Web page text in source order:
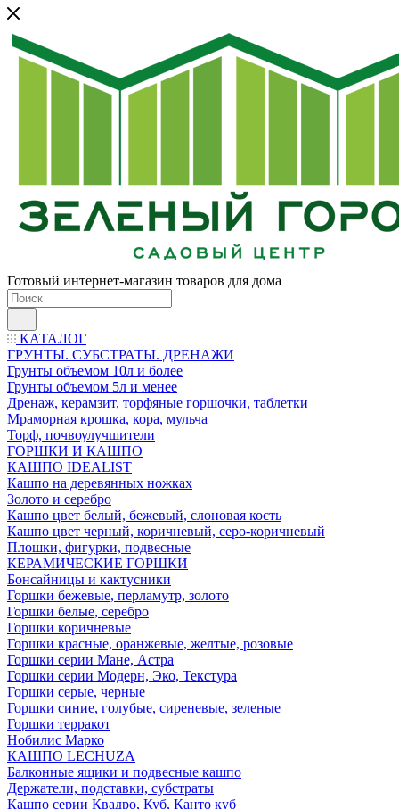
Готовый интернет-магазин товаров для дома
КАТАЛОГ
ГРУНТЫ. СУБСТРАТЫ. ДРЕНАЖИ
Грунты объемом 10л и более
Грунты объемом 5л и менее
Дренаж, керамзит, торфяные горшочки, таблетки
Мраморная крошка, кора, мульча
Торф, почвоулучшители
ГОРШКИ И КАШПО
КАШПО IDEALIST
Кашпо на деревянных ножках
Золото и серебро
Кашпо цвет белый, бежевый, слоновая кость
Кашпо цвет черный, коричневый, серо-коричневый
Плошки, фигурки, подвесные
КЕРАМИЧЕСКИЕ ГОРШКИ
Бонсайницы и кактусники
Горшки бежевые, перламутр, золото
Горшки белые, серебро
Горшки коричневые
Горшки красные, оранжевые, желтые, розовые
Горшки серии Мане, Астра
Горшки серии Модерн, Эко, Текстура
Горшки серые, черные
Горшки синие, голубые, сиреневые, зеленые
Горшки терракот
Нобилис Марко
КАШПО LECHUZA
Балконные ящики и подвесные кашпо
Держатели, подставки, субстраты
Кашпо серии Квадро, Куб, Канто куб